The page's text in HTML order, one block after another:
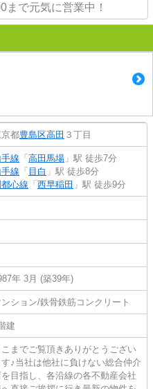
まで元気に営業中！
都豊島区高田 ３丁目
手線 「 高田馬場 」駅 徒歩7分
手線 「 目白 」駅 徒歩8分
心線 「 西早稲田 」駅 徒歩9分
年 3月 (築39年)
ンション/鉄骨鉄筋コンクリート
建
こまでご覧頂きありがとうござい
す♪当社は他社に負けない総合仲介
を目指し、各沿線の各不動産会社